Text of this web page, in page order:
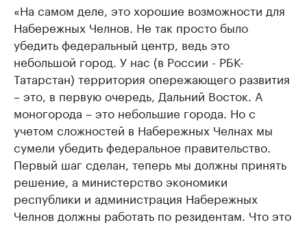
«На самом деле, это хорошие возможности для
Набережных Челнов. Не так просто было
убедить федеральный центр, ведь это
небольшой город. У нас (в России - РБК-
Татарстан) территория опережающего развития
– это, в первую очередь, Дальний Восток. А
моногорода – это небольшие города. Но с
учетом сложностей в Набережных Челнах мы
сумели убедить федеральное правительство.
Первый шаг сделан, теперь мы должны принять
решение, а министерство экономики
республики и администрация Набережных
Челнов должны работать по резидентам. Что это